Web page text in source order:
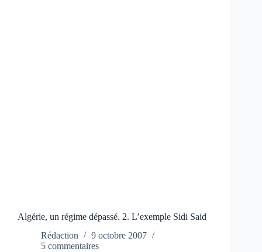
Algérie, un régime dépassé. 2. L’exemple Sidi Said
Rédaction
9 octobre 2007
5 commentaires